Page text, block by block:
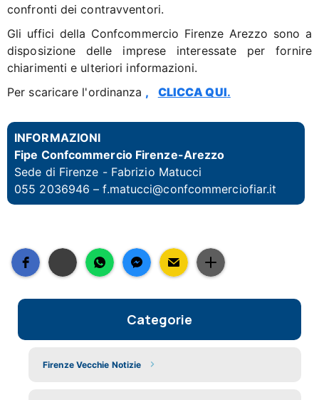
confronti dei contravventori.
Gli uffici della Confcommercio Firenze Arezzo sono a
disposizione delle imprese interessate per fornire
chiarimenti e ulteriori informazioni.
Per scaricare l'ordinanza , CLICCA QUI.
INFORMAZIONI
Fipe Confcommercio Firenze-Arezzo
Sede di Firenze - Fabrizio Matucci
055 2036946 –f.matucci@confcommerciofiar.it
Categorie
Firenze Vecchie Notizie